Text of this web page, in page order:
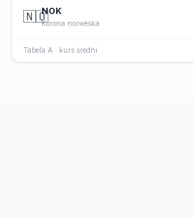
🇳🇴NOK
Korona norweska
Tabela A · kurs średni